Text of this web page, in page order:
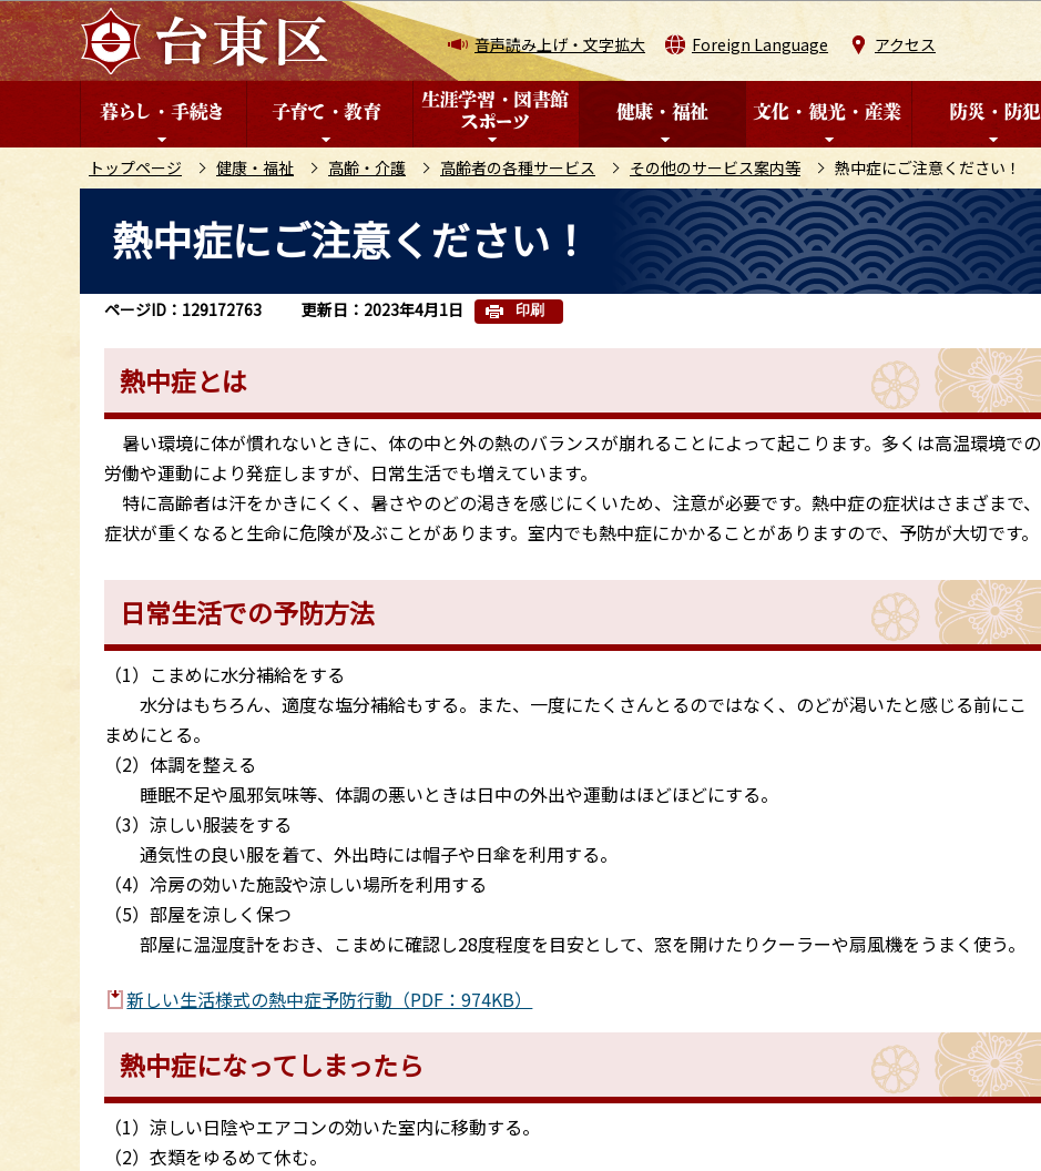
こ
の
ペ
音声読み上げ・文字拡大 Foreign Language アクセス
トップページ 健康・福祉 高齢・介護 高齢者の各種サービス その他のサービス案内等 熱中症にご注意ください！
こ
熱中症にご注意ください！
ページID：129172763 更新日：2023年4月1日 印刷
熱中症とは
暑い環境に体が慣れないときに、体の中と外の熱のバランスが崩れることによって起こります。多くは高温環境での
労働や運動により発症しますが、日常生活でも増えています。
特に高齢者は汗をかきにくく、暑さやのどの渇きを感じにくいため、注意が必要です。熱中症の症状はさまざまで、
症状が重くなると生命に危険が及ぶことがあります。室内でも熱中症にかかることがありますので、予防が大切です。
日常生活での予防方法
（1）こまめに水分補給をする
水分はもちろん、適度な塩分補給もする。また、一度にたくさんとるのではなく、のどが渇いたと感じる前にこ
まめにとる。
（2）体調を整える
睡眠不足や風邪気味等、体調の悪いときは日中の外出や運動はほどほどにする。
（3）涼しい服装をする
通気性の良い服を着て、外出時には帽子や日傘を利用する。
（4）冷房の効いた施設や涼しい場所を利用する
（5）部屋を涼しく保つ
部屋に温湿度計をおき、こまめに確認し28度程度を目安として、窓を開けたりクーラーや扇風機をうまく使う。
新しい生活様式の熱中症予防行動（PDF：974KB）
熱中症になってしまったら
（1）涼しい日陰やエアコンの効いた室内に移動する。
（2）衣類をゆるめて休む。